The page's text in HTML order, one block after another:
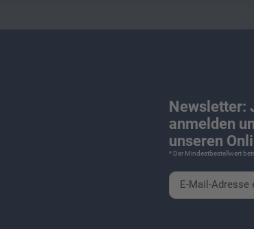
Newsletter:
anmelden
unseren
* Der Mindestbestellwert